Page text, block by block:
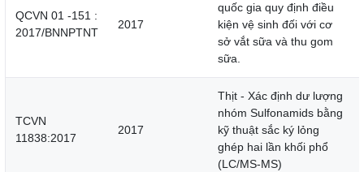
QCVN 01 -151 :
2017/BNNPTNT
2017
quốc gia quy định điều
kiện vệ sinh đối với cơ
sở vắt sữa và thu gom
sữa.
TCVN
11838:2017
2017
Thịt - Xác định dư lượng
nhóm Sulfonamids bằng
kỹ thuật sắc ký lỏng
ghép hai lần khối phổ
(LC/MS-MS)